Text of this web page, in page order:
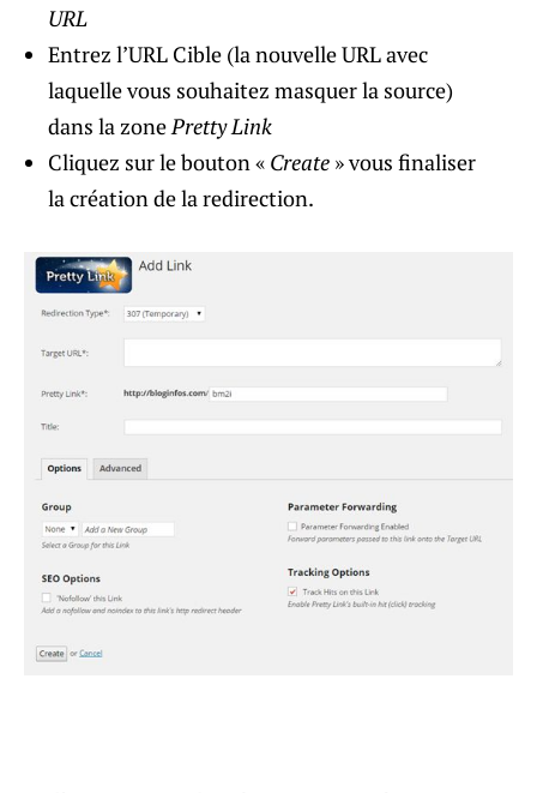
URL
Entrez l’URL Cible (la nouvelle URL avec
laquelle vous souhaitez masquer la source)
dans la zonePretty Link
Cliquez sur le bouton « Create » vous finaliser
la création de la redirection.